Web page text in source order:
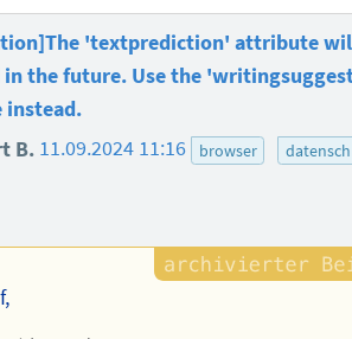
'textprediction' attribute
in the future. Use the
B. 11.09.2024 11:16 browser